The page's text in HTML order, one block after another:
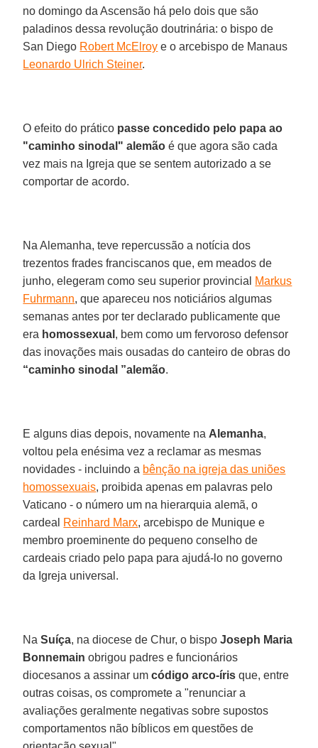
no domingo da Ascensão há pelo dois que são
paladinos dessa revolução doutrinária: o bispo de
San Diego Robert McElroy e o arcebispo de Manaus
Leonardo Ulrich Steiner.
O efeito do prático passe concedido pelo papa ao
"caminho sinodal" alemão é que agora são cada
vez mais na Igreja que se sentem autorizado a se
comportar de acordo.
Na Alemanha, teve repercussão a notícia dos
trezentos frades franciscanos que, em meados de
junho, elegeram como seu superior provincial Markus
Fuhrmann, que apareceu nos noticiários algumas
semanas antes por ter declarado publicamente que
era homossexual , bem como um fervoroso defensor
das inovações mais ousadas do canteiro de obras do
“caminho sinodal ”alemão.
E alguns dias depois, novamente na Alemanha,
voltou pela enésima vez a reclamar as mesmas
novidades - incluindo a bênção na igreja das uniões
homossexuais, proibida apenas em palavras pelo
Vaticano - o número um na hierarquia alemã, o
cardeal Reinhard Marx, arcebispo de Munique e
membro proeminente do pequeno conselho de
cardeais criado pelo papa para ajudá-lo no governo
da Igreja universal.
NaSuíça, na diocese de Chur, o bispoJoseph Maria
Bonnemain obrigou padres e funcionários
diocesanos a assinar umcódigo arco-íris que, entre
outras coisas, os compromete a "renunciar a
avaliações geralmente negativas sobre supostos
comportamentos não bíblicos em questões de